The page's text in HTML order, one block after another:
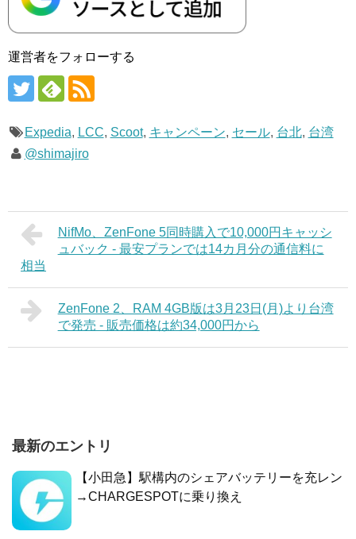
運営者をフォローする
Expedia, LCC, Scoot, キャンペーン, セール, 台北, 台湾
@shimajiro
NifMo、ZenFone 5同時購入で10,000円キャッシ
ュバック - 最安プランでは14カ月分の通信料に
相当
ZenFone 2、RAM 4GB版は3月23日(月)より台湾
で発売 - 販売価格は約34,000円から
最新のエントリ
【小田急】駅構内のシェアバッテリーを充レン
→CHARGESPOTに乗り換え